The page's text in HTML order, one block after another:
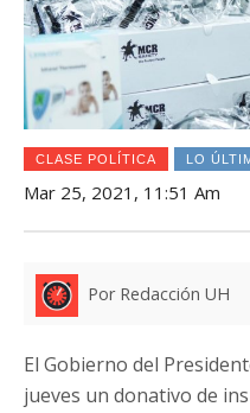
CLASE POLÍTICA LO
Mar 25, 2021, 11:51 Am
Por Redacción UH
El Gobierno del
jueves un donativo de